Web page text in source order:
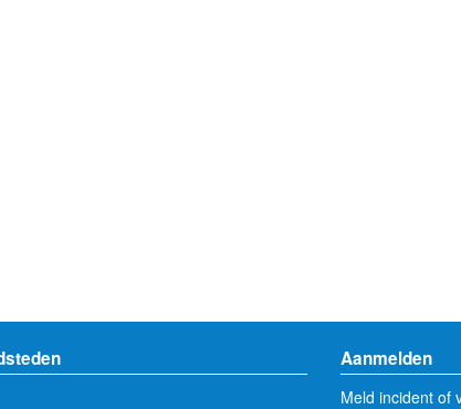
Aanmelden
Meld incident of